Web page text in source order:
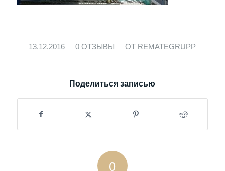
13.12.2016
/ 0 ОТЗЫВЫ
/ ОТ REMATEGRUPP
Поделиться записью
0